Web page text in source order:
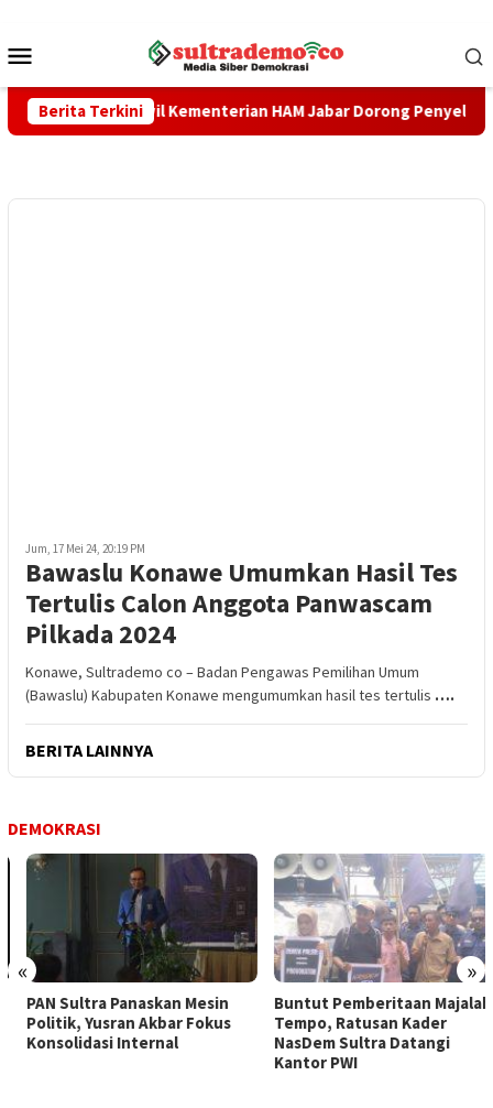
konten
Mobile
Berita Terkini
Kanwil Kementerian HAM Jabar ‎Dorong Penyelesaian
Jum, 17 Mei 24, 20:19 PM
Bawaslu Konawe Umumkan Hasil Tes
Tertulis Calon Anggota Panwascam
Pilkada 2024
Konawe, Sultrademo co – Badan Pengawas Pemilihan Umum
(Bawaslu) Kabupaten Konawe mengumumkan hasil tes tertulis ….
BERITA LAINNYA
DEMOKRASI
« »
PAN Sultra Panaskan Mesin
Politik, Yusran Akbar Fokus
Konsolidasi Internal
Buntut Pemberitaan Majalah
Tempo, Ratusan Kader
NasDem Sultra Datangi
Kantor PWI